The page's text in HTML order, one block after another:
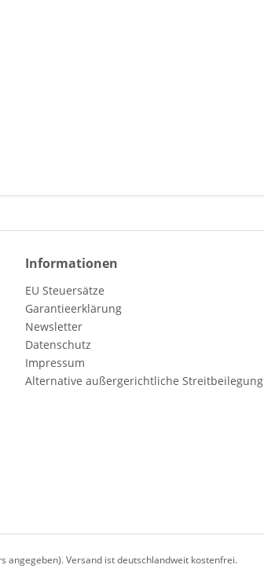
Informationen
EU Steuersätze
Garantieerklärung
Newsletter
Datenschutz
Impressum
Alternative außergerichtliche Streitbeilegung
angegeben). Versand ist deutschlandweit kostenfrei.